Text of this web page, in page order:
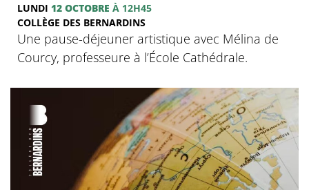
LUNDI 12 OCTOBRE À 12H45
COLLÈGE DES BERNARDINS
Une pause-déjeuner artistique avec Mélina de
Courcy, professeure à l’École Cathédrale.